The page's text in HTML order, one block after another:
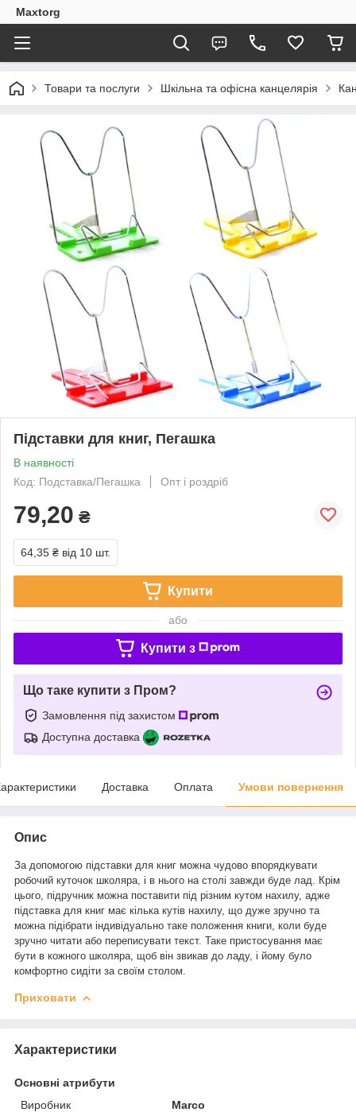
Maxtorg
Товари та послуги Шкільна та офісна канцелярія
Підставки для книг, Пегашка
В наявності
Код: Подставка/Пегашка
Опт і роздріб
79,20 ₴
64,35 ₴ від 10 шт.
Купити
або
Купити з
Що таке купити з Пром?
Замовлення під захистом
Доступна доставка
Доставка Оплата Умови повернення
Опис
За допомогою підставки для книг можна чудово впорядкувати
робочий куточок школяра, і в нього на столі завжди буде лад. Крім
цього, підручник можна поставити під різним кутом нахилу, адже
підставка для книг має кілька кутів нахилу, що дуже зручно та
можна підібрати індивідуально таке положення книги, коли буде
зручно читати або переписувати текст. Таке пристосування має
бути в кожного школяра, щоб він звикав до ладу, і йому було
комфортно сидіти за своїм столом.
Приховати
Характеристики
Основні атрибути
Виробник
Marco